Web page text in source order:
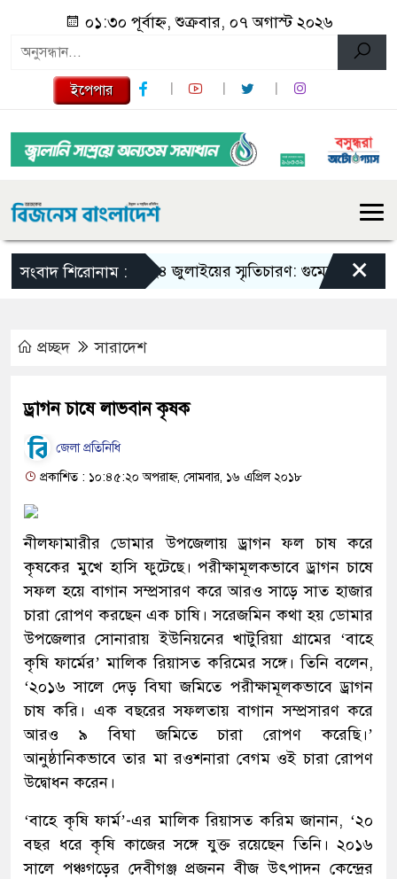
০১:৩০ পূর্বাহ্ন, শুক্রবার, ০৭ অগাস্ট ২০২৬
ইপেপার
সংবাদ শিরোনাম :
গজারিয়ায় ২৪ জুলাইয়ের স্মৃতিচারণ: গুমের ভয়াবহ×
প্রচ্ছদ সারাদেশ
ড্রাগন চাষে লাভবান কৃষক
জেলা প্রতিনিধি
প্রকাশিত : ১০:৪৫:২০ অপরাহ্ন, সোমবার, ১৬ এপ্রিল ২০১৮
নীলফামারীর ডোমার উপজেলায় ড্রাগন ফল চাষ করে
কৃষকের মুখে হাসি ফুটেছে। পরীক্ষামূলকভাবে ড্রাগন চাষে
সফল হয়ে বাগান সম্প্রসারণ করে আরও সাড়ে সাত হাজার
চারা রোপণ করছেন এক চাষি। সরেজমিন কথা হয় ডোমার
উপজেলার সোনারায় ইউনিয়নের খাটুরিয়া গ্রামের ‘বাহে
কৃষি ফার্মের’ মালিক রিয়াসত করিমের সঙ্গে। তিনি বলেন,
‘২০১৬ সালে দেড় বিঘা জমিতে পরীক্ষামূলকভাবে ড্রাগন
চাষ করি। এক বছরের সফলতায় বাগান সম্প্রসারণ করে
আরও ৯ বিঘা জমিতে চারা রোপণ করেছি।’
আনুষ্ঠানিকভাবে তার মা রওশনারা বেগম ওই চারা রোপণ
উদ্বোধন করেন।
‘বাহে কৃষি ফার্ম’-এর মালিক রিয়াসত করিম জানান, ‘২০
বছর ধরে কৃষি কাজের সঙ্গে যুক্ত রয়েছেন তিনি। ২০১৬
সালে পঞ্চগড়ের দেবীগঞ্জ প্রজনন বীজ উৎপাদন কেন্দ্রের